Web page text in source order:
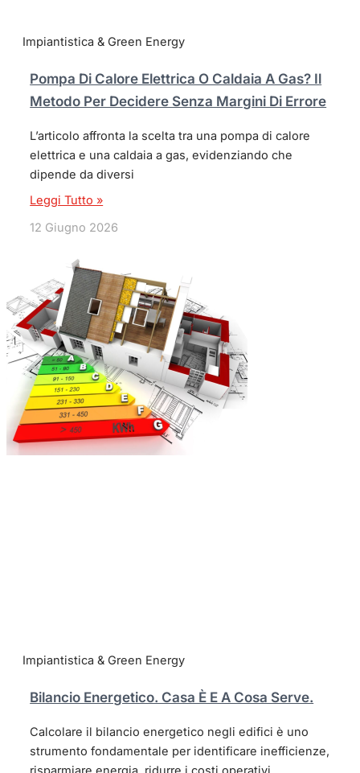
Impiantistica & Green Energy
Pompa Di Calore Elettrica O Caldaia A Gas? Il
Metodo Per Decidere Senza Margini Di Errore
L’articolo affronta la scelta tra una pompa di calore
elettrica e una caldaia a gas, evidenziando che
dipende da diversi
Leggi Tutto »
12 Giugno 2026
Impiantistica & Green Energy
Bilancio Energetico. Casa È E A Cosa Serve.
Calcolare il bilancio energetico negli edifici è uno
strumento fondamentale per identificare inefficienze,